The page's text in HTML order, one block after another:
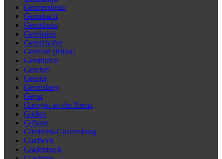
Germersheim
Gernsbach
Gernsheim
Gerolstein
Gerolzhofen
Gersfeld (Rhön)
Gersthofen
Gescher
Geseke
Gevelsberg
Geyer
Giengen an der Brenz
Gießen
Gifhorn
Ginsheim-Gustavsburg
Gladbeck
Gladenbach